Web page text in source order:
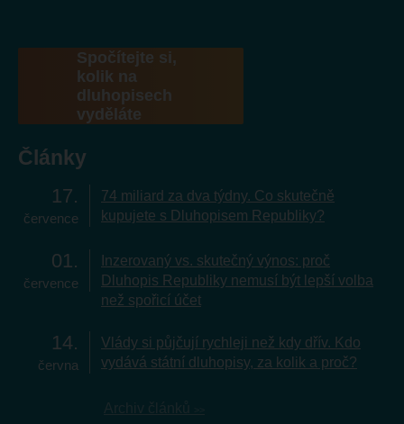
Spočítejte si,
kolik na
dluhopisech
vyděláte
Články
17
července
74 miliard za dva týdny. Co skutečně
kupujete s Dluhopisem Republiky?
01
července
Inzerovaný vs. skutečný výnos: proč
Dluhopis Republiky nemusí být lepší volba
než spořicí účet
14
června
Vlády si půjčují rychleji než kdy dřív. Kdo
vydává státní dluhopisy, za kolik a proč?